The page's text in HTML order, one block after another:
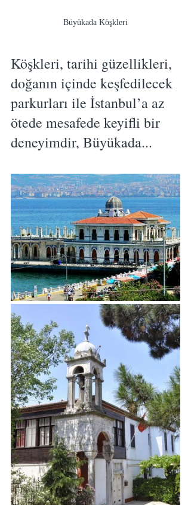
Büyükada Köşkleri
Köşkleri, tarihi güzellikleri,
doğanın içinde keşfedilecek
parkurları ile İstanbul’a az
ötede mesafede keyifli bir
deneyimdir, Büyükada...